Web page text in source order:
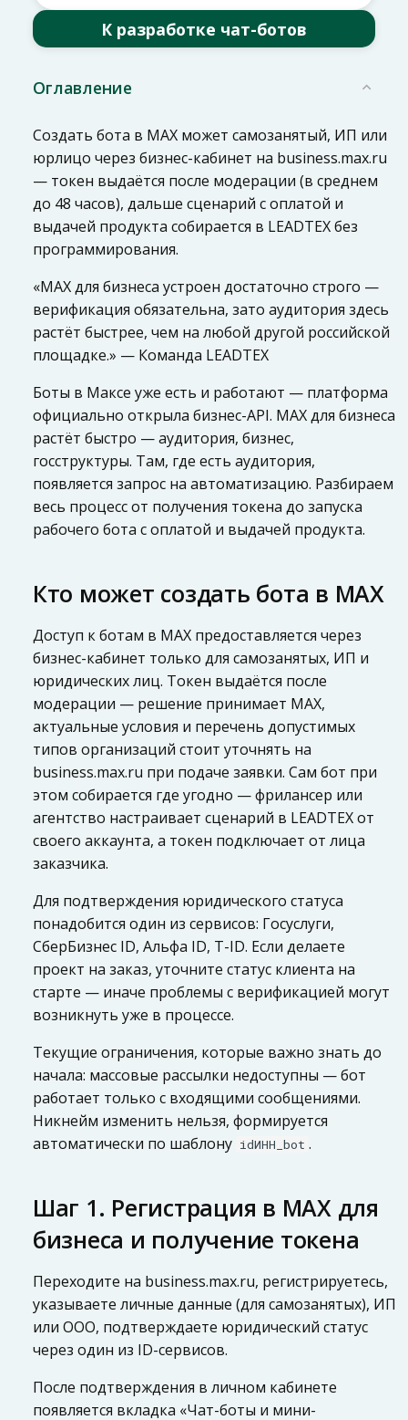
К разработке чат-ботов
Оглавление
Создать бота в MAX может самозанятый, ИП или
юрлицо через бизнес-кабинет на business.max.ru
— токен выдаётся после модерации (в среднем
до 48 часов), дальше сценарий с оплатой и
выдачей продукта собирается в LEADTEX без
программирования.
«MAX для бизнеса устроен достаточно строго —
верификация обязательна, зато аудитория здесь
растёт быстрее, чем на любой другой российской
площадке.» — Команда LEADTEX
Боты в Максе уже есть и работают — платформа
официально открыла бизнес-API. MAX для бизнеса
растёт быстро — аудитория, бизнес,
госструктуры. Там, где есть аудитория,
появляется запрос на автоматизацию. Разбираем
весь процесс от получения токена до запуска
рабочего бота с оплатой и выдачей продукта.
Кто может создать бота в MAX
Доступ к ботам в MAX предоставляется через
бизнес-кабинет только для самозанятых, ИП и
юридических лиц. Токен выдаётся после
модерации — решение принимает MAX,
актуальные условия и перечень допустимых
типов организаций стоит уточнять на
business.max.ru при подаче заявки. Сам бот при
этом собирается где угодно — фрилансер или
агентство настраивает сценарий в LEADTEX от
своего аккаунта, а токен подключает от лица
заказчика.
Для подтверждения юридического статуса
понадобится один из сервисов: Госуслуги,
СберБизнес ID, Альфа ID, T-ID. Если делаете
проект на заказ, уточните статус клиента на
старте — иначе проблемы с верификацией могут
возникнуть уже в процессе.
Текущие ограничения, которые важно знать до
начала: массовые рассылки недоступны — бот
работает только с входящими сообщениями.
Никнейм изменить нельзя, формируется
автоматически по шаблону idИНН_bot .
Шаг 1. Регистрация в MAX для
бизнеса и получение токена
Переходите на business.max.ru, регистрируетесь,
указываете личные данные (для самозанятых), ИП
или ООО, подтверждаете юридический статус
через один из ID-сервисов.
После подтверждения в личном кабинете
появляется вкладка «Чат-боты и мини-